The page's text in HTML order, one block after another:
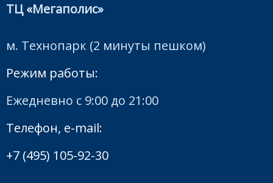
ТЦ «Мегаполис»
м. Технопарк (2 минуты пешком)
Режим работы:
Ежедневно с 9:00 до 21:00
Телефон, e-mail:
+7 (495) 105-92-30